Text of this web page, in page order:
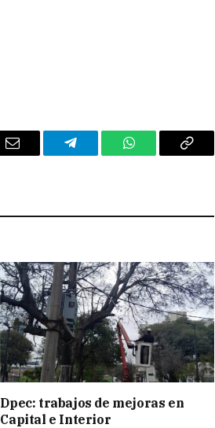
Email Telegram WhatsAppCopy
Dpec: trabajos de mejoras en
Capital e Interior